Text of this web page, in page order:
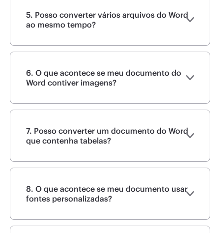
5. Posso converter vários arquivos do Word
ao mesmo tempo?
6. O que acontece se meu documento do
Word contiver imagens?
7. Posso converter um documento do Word
que contenha tabelas?
8. O que acontece se meu documento usar
fontes personalizadas?